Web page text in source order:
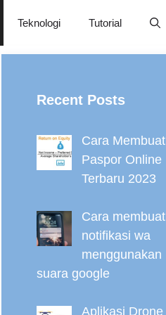
Teknologi Tutorial
Recent Posts
Cara Membuat
Paspor Online
Terbaru 2023
Cara membuat
notifikasi wa
menggunakan
suara google
Aplikasi Drone